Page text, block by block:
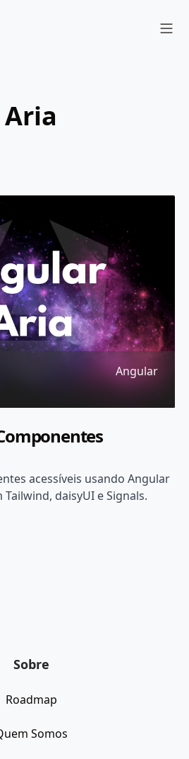
aria
Angular
acessíveis usando Angular
daisyUI e Signals.
Sobre
Roadmap
Somos